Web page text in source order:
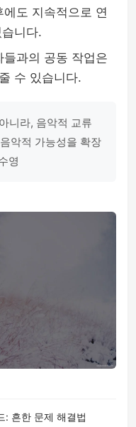
에도 지속적으로 연
니다.
들과의 공동 작업은
수 있습니다.
니라, 음악적 교류
악적 가능성을 확장
영
: 흔한 문제 해결법